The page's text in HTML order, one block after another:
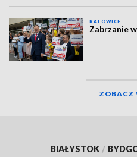
KATOWICE
Zabrzanie
ZOBACZ
BIAŁYSTOK /